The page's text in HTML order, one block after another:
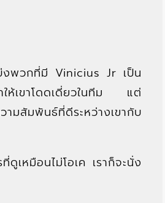
งพวกที่มี Vinicius Jr เป็น
ให้เขาโดดเดี่ยวในทีม แต่
สัมพันธ์ที่ดีระหว่างเขากับ
เหมือนไม่โอเค เราก็จะนั่ง